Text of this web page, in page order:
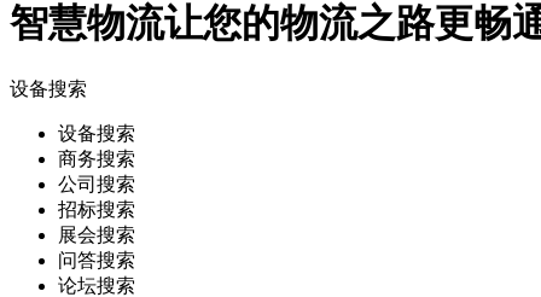
智慧物流让您的物流之路更畅
设备搜索
设备搜索
商务搜索
公司搜索
招标搜索
展会搜索
问答搜索
论坛搜索